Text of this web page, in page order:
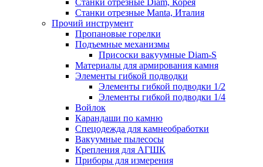
Станки отрезные Diam, Корея
Станки отрезные Manta, Италия
Прочий инструмент
Пропановые горелки
Подъeмные механизмы
Присоски вакуумные Diam-S
Материалы для армирования камня
Элементы гибкой подводки
Элементы гибкой подводки 1/2
Элементы гибкой подводки 1/4
Войлок
Карандаши по камню
Спецодежда для камнеобработки
Вакуумные пылесосы
Крепления для АГШК
Приборы для измерения